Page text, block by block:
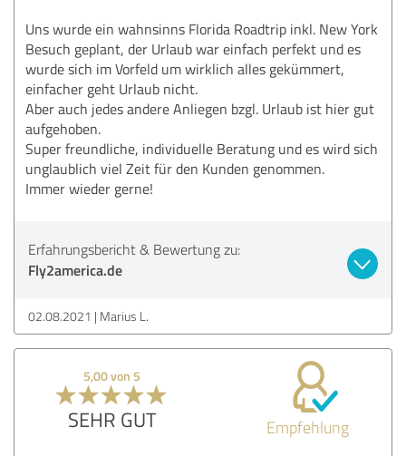
Uns wurde ein wahnsinns Florida Roadtrip inkl. New York
Besuch geplant, der Urlaub war einfach perfekt und es
wurde sich im Vorfeld um wirklich alles gekümmert,
einfacher geht Urlaub nicht.
Aber auch jedes andere Anliegen bzgl. Urlaub ist hier gut
aufgehoben.
Super freundliche, individuelle Beratung und es wird sich
unglaublich viel Zeit für den Kunden genommen.
Immer wieder gerne!
Erfahrungsbericht & Bewertung zu:
Fly2america.de
02.08.2021 Marius L.
5,00 von 5
SEHR GUT Empfehlung